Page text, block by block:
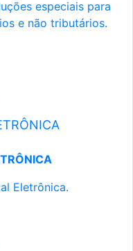
especiais para
e não tributários.
Eletrônica.